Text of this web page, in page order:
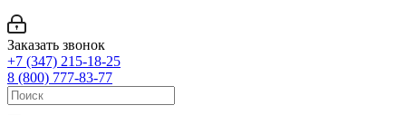
Заказать звонок
+7 (347) 215-18-25
8 (800) 777-83-77